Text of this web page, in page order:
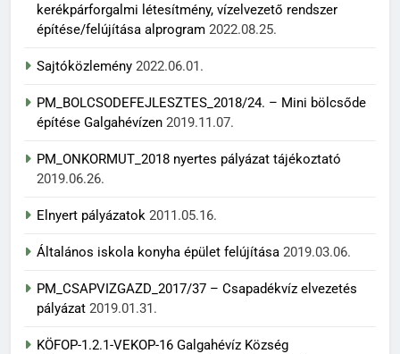
kerékpárforgalmi létesítmény, vízelvezető rendszer
építése/felújítása alprogram 2022.08.25.
Sajtóközlemény 2022.06.01.
PM_BOLCSODEFEJLESZTES_2018/24. – Mini bölcsőde
építése Galgahévízen 2019.11.07.
PM_ONKORMUT_2018 nyertes pályázat tájékoztató
2019.06.26.
Elnyert pályázatok 2011.05.16.
Általános iskola konyha épület felújítása 2019.03.06.
PM_CSAPVIZGAZD_2017/37 – Csapadékvíz elvezetés
pályázat 2019.01.31.
KÖFOP-1.2.1-VEKOP-16 Galgahévíz Község